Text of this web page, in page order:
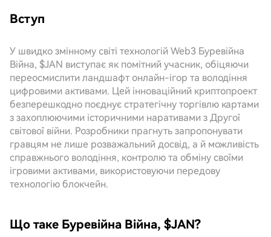
Вступ
У швидко змінному світі технологій Web3 Буревійна
Війна, $JAN виступає як помітний учасник, обіцяючи
переосмислити ландшафт онлайн-ігор та володіння
цифровими активами. Цей інноваційний криптопроект
безперешкодно поєднує стратегічну торгівлю картами
з захоплюючими історичними наративами з Другої
світової війни. Розробники прагнуть запропонувати
гравцям не лише розважальний досвід, а й можливість
справжнього володіння, контролю та обміну своїми
ігровими активами, використовуючи передову
технологію блокчейн.
Що таке Буревійна Війна, $JAN?